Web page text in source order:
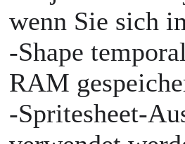
wenn Sie sich
-Shape
RAM
-Spritesheet-